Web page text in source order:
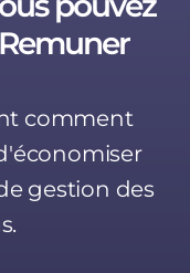
comment
gestion des